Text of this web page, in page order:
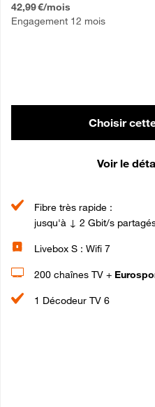
42,99 €/mois
Engagement 12 mois
Choisir
Voir le
Fibre très rapide :
jusqu'à ↓ 2 Gbit/s
Livebox S : Wifi 7
200 chaînes TV +
1 Décodeur TV 6